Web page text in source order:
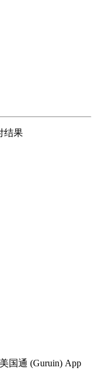
结果
国通 (Guruin) App